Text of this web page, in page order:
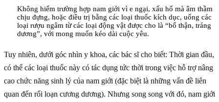
Không hiếm trường hợp nam giới vì e ngại, xấu hổ mà âm thầm
chịu đựng, hoặc điều trị bằng các loại thuốc kích dục, uống các
loại rượu ngâm từ các loại động vật được cho là “bổ thận, tráng
dương”, với mong muốn kéo dài cuộc yêu.
Tuy nhiên, dưới góc nhìn y khoa, các bác sĩ cho biết: Thời gian đầu,
có thể các loại thuốc này có tác dụng tức thời trong việc hỗ trợ nâng
cao chức năng sinh lý của nam giới (đặc biệt là những vấn đề liên
quan đến rối loạn cương dương). Nhưng song song với đó, nam giới